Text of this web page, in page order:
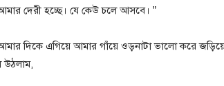
দেরী হচ্ছে। যে কেউ চলে আসবে। ”
দিকে এগিয়ে আমার গাঁয়ে ওড়নাটা ভালো করে
উঠলাম,